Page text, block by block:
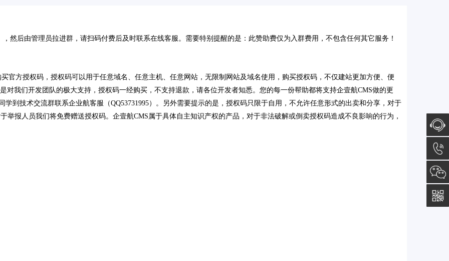
，然后由管理员拉进群，请扫码付费后及时联系在线客服。需要特别提醒的是：此赞助费仅为入群费用，不包含任何其它服务！
官方授权码，授权码可以用于任意域名、任意主机、任意网站，无限制网站及域名使用，购买授权码，不仅建站更加方便、便
对我们开发团队的极大支持，授权码一经购买，不支持退款，请各位开发者知悉。您的每一份帮助都将支持企壹航CMS做的更
到技术交流群联系企业航客服（QQ53731995）。另外需要提示的是，授权码只限于自用，不允许任意形式的出卖和分享，对于
举报人员我们将免费赠送授权码。企壹航CMS属于具体自主知识产权的产品，对于非法破解或倒卖授权码造成不良影响的行为，
在线咨
询
150
533